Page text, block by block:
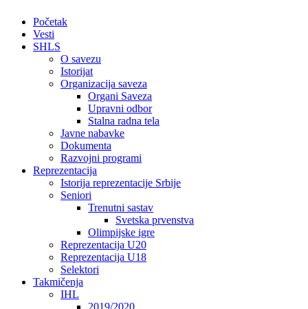
Početak
Vesti
SHLS
O savezu
Istorijat
Organizacija saveza
Organi Saveza
Upravni odbor
Stalna radna tela
Javne nabavke
Dokumenta
Razvojni programi
Reprezentacija
Istorija reprezentacije Srbije
Seniori
Trenutni sastav
Svetska prvenstva
Olimpijske igre
Reprezentacija U20
Reprezentacija U18
Selektori
Takmičenja
IHL
2019/2020